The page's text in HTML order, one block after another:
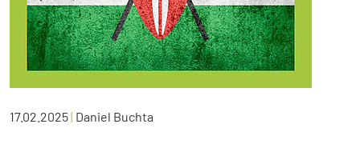
17.02.2025| Daniel Buchta